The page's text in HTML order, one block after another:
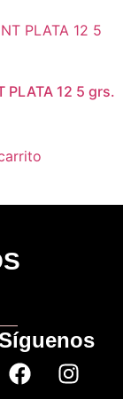
PLATA 12 5 grs.